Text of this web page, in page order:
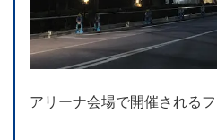
に飲み物・お花・お好きな
目的地までの乗車が、より
るよう配慮させていただき
アリーナ会場で開催される
ーム会場で開催されるビッ